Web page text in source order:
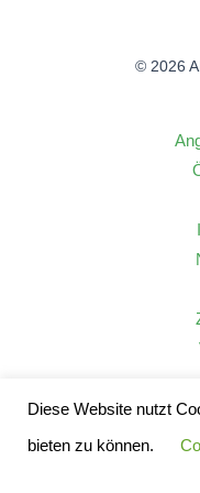
© 2026
Diese Website nutzt
bieten zu können.